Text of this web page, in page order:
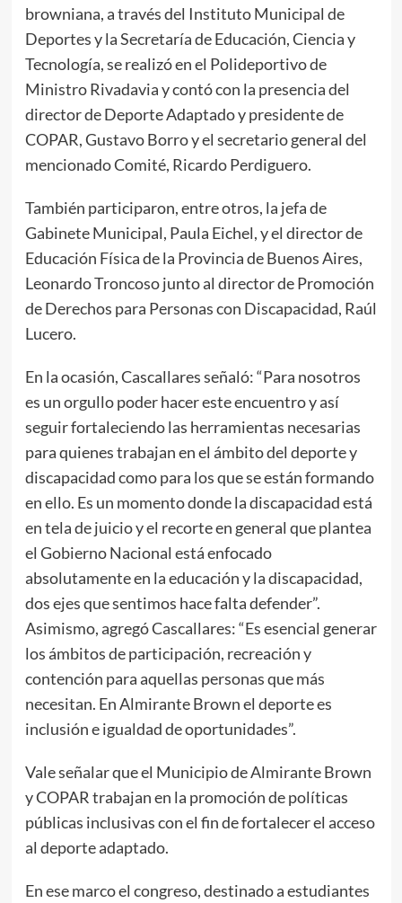
browniana, a través del Instituto Municipal de
Deportes y la Secretaría de Educación, Ciencia y
Tecnología, se realizó en el Polideportivo de
Ministro Rivadavia y contó con la presencia del
director de Deporte Adaptado y presidente de
COPAR, Gustavo Borro y el secretario general del
mencionado Comité, Ricardo Perdiguero.
También participaron, entre otros, la jefa de
Gabinete Municipal, Paula Eichel, y el director de
Educación Física de la Provincia de Buenos Aires,
Leonardo Troncoso junto al director de Promoción
de Derechos para Personas con Discapacidad, Raúl
Lucero.
En la ocasión, Cascallares señaló: “Para nosotros
es un orgullo poder hacer este encuentro y así
seguir fortaleciendo las herramientas necesarias
para quienes trabajan en el ámbito del deporte y
discapacidad como para los que se están formando
en ello. Es un momento donde la discapacidad está
en tela de juicio y el recorte en general que plantea
el Gobierno Nacional está enfocado
absolutamente en la educación y la discapacidad,
dos ejes que sentimos hace falta defender”.
Asimismo, agregó Cascallares: “Es esencial generar
los ámbitos de participación, recreación y
contención para aquellas personas que más
necesitan. En Almirante Brown el deporte es
inclusión e igualdad de oportunidades”.
Vale señalar que el Municipio de Almirante Brown
y COPAR trabajan en la promoción de políticas
públicas inclusivas con el fin de fortalecer el acceso
al deporte adaptado.
En ese marco el congreso, destinado a estudiantes